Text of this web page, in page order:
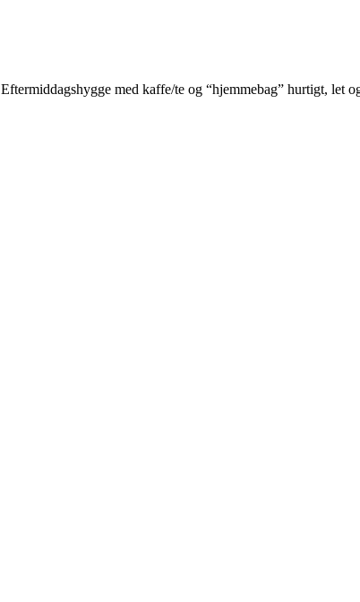
Eftermiddagshygge med kaffe/te og “hjemmebag” hurtigt, let